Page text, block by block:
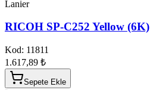
Lanier
RICOH SP-C252 Yellow (6K)
Kod: 11811
1.617,89 ₺
Sepete Ekle